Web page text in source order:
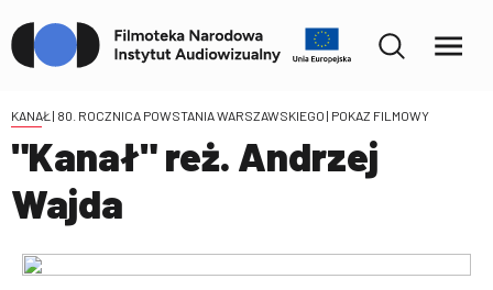
KANAŁ | 80. ROCZNICA POWSTANIA WARSZAWSKIEGO | POKAZ FILMOWY
"Kanał" reż. Andrzej
Wajda